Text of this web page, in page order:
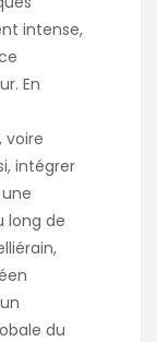
intense,
En
voire
intégrer
long de
du